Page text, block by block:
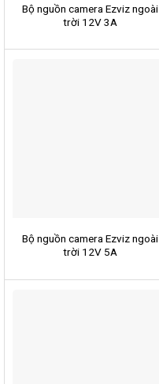
Bộ nguồn camera Ezviz ngoài
trời 12V 3A
Bộ nguồn camera Ezviz ngoài
trời 12V 5A